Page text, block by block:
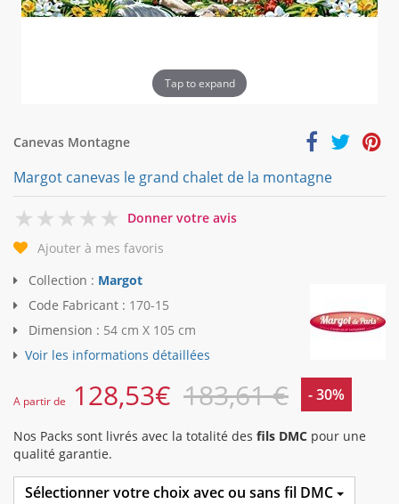
Tap to expand
Canevas Montagne
Margot canevas le grand chalet de la montagne
0
Donner votre avis
Ajouter à mes favoris
Collection : Margot
Code Fabricant : 170-15
Dimension : 54 cm X 105 cm
Voir les informations détaillées
A partir de 128,53€ 183,61 € - 30%
Nos Packs sont livrés avec la totalité des fils DMC pour une
qualité garantie.
Sélectionner votre choix avec ou sans fil DMC